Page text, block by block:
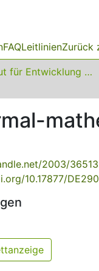
FAQLeitlinienZurück
Institut für Entwicklung und Erforschung des Mathematikunterrichts
2003/36513
10.17877/